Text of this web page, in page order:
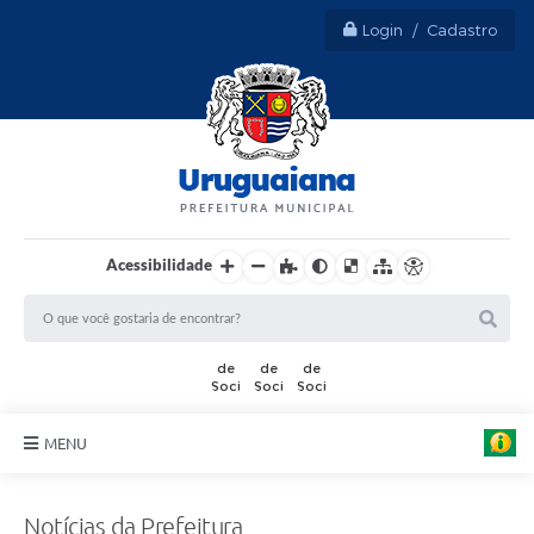
Login / Cadastro
Acessibilidade
MENU
Notícias da Prefeitura